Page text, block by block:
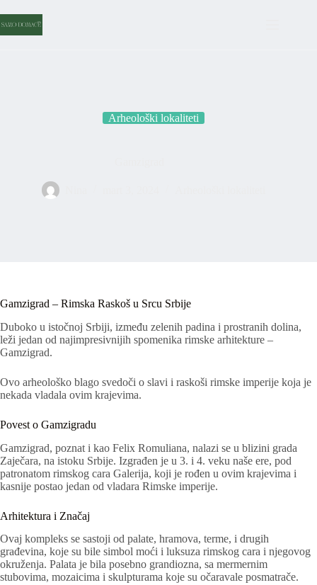
to
content
Arheološki lokaliteti
Gamzigrad – Rimska Raskoš u Srcu Srbije
Duboko u istočnoj Srbiji, između zelenih padina i prostranih dolina,
leži jedan od najimpresivnijih spomenika rimske arhitekture –
Gamzigrad.
Ovo arheološko blago svedoči o slavi i raskoši rimske imperije koja je
nekada vladala ovim krajevima.
Povest o Gamzigradu
Gamzigrad, poznat i kao Felix Romuliana, nalazi se u blizini grada
Zaječara, na istoku Srbije. Izgrađen je u 3. i 4. veku naše ere, pod
patronatom rimskog cara Galerija, koji je rođen u ovim krajevima i
kasnije postao jedan od vladara Rimske imperije.
Arhitektura i Značaj
Ovaj kompleks se sastoji od palate, hramova, terme, i drugih
građevina, koje su bile simbol moći i luksuza rimskog cara i njegovog
okruženja. Palata je bila posebno grandiozna, sa mermernim
stubovima, mozaicima i skulpturama koje su očaravale posmatrače.